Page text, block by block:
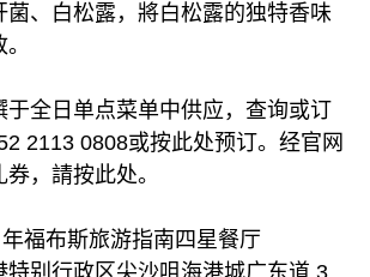
菌、白松露，將白松露的独特香味
于全日单点菜单中供应，查询或订
2113 0808或按此处预订。经官网
，請按此处。
福布斯旅游指南四星餐厅